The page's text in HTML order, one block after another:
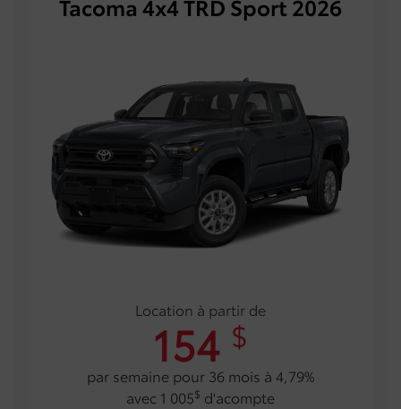
Location à partir de
154 $
par semaine pour 36 mois à 4,79%
avec 1 005$ d'acompte